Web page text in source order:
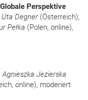
Perspektive
Uta Degner (Österreich),
Pełka (Polen, online),
Agnieszka Jezierska
online), moderiert